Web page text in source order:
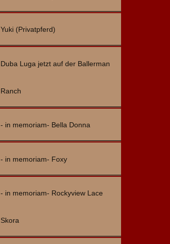
Yuki (Privatpferd)
Duba Luga jetzt auf der Ballerman
Ranch
- in memoriam- Bella Donna
- in memoriam- Foxy
- in memoriam- Rockyview Lace
Skora